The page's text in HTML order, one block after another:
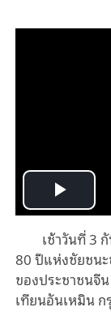
Play
เช้าวันที่ 3
80 ปีแห่งชัยชน
ของประชาชนจี
เทียนอันเหมิน ก